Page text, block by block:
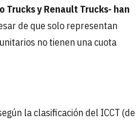
Trucks y Renault Trucks- han
de que solo representan
no tienen una cuota
la clasificación del ICCT (de